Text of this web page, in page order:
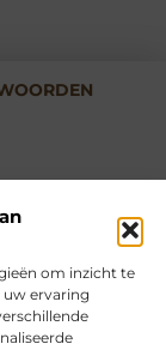
om inzicht te
uw ervaring
ons